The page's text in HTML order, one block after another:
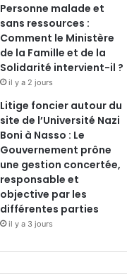
Personne malade et
sans ressources :
Comment le Ministère
de la Famille et de la
Solidarité intervient-il ?
il y a 2 jours
Litige foncier autour du
site de l’Université Nazi
Boni à Nasso : Le
Gouvernement prône
une gestion concertée,
responsable et
objective par les
différentes parties
il y a 3 jours